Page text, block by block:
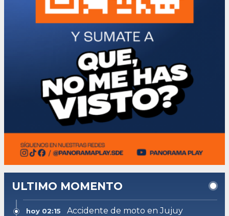
ULTIMO MOMENTO
hoy 02:15
Accidente de moto en Jujuy